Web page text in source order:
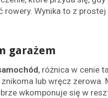
Wynika to z
garażem
, różnica w cenie
lub wręcz zerowa.
wkomponuje się w